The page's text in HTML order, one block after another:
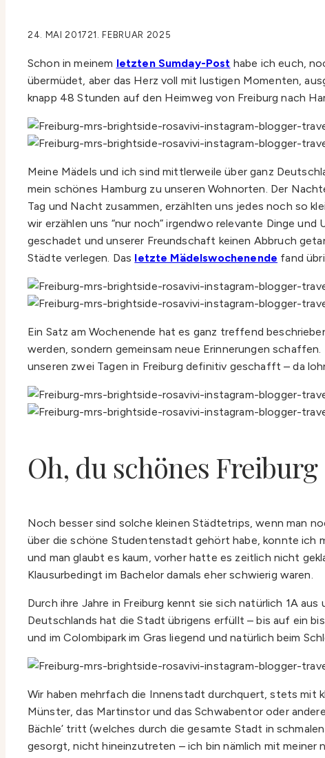
24. MAI 201721. FEBRUAR 2025
Schon in meinem letzten Sumday-Post habe ich euch,
übermüdet, aber das Herz voll mit lustigen Momenten,
knapp 48 Stunden auf den Heimweg von Freiburg nach
Meine Mädels und ich sind mittlerweile über ganz
mein schönes Hamburg zu unseren Wohnorten. Der
Tag und Nacht zusammen, erzählten uns jedes noch so
wir erzählen uns “nur noch” irgendwo relevante Dinge
geschadet und unserer Freundschaft keinen Abbruch
Städte verlegen. Das letzte Mädelswochenende fand
Ein Satz am Wochenende hat es ganz treffend
werden, sondern gemeinsam neue Erinnerungen
unseren zwei Tagen in Freiburg definitiv geschafft – da
Oh, du schönes Freiburg
Noch besser sind solche kleinen Städtetrips, wenn man
über die schöne Studentenstadt gehört habe, konnte ich
und man glaubt es kaum, vorher hatte es zeitlich nicht
Klausurbedingt im Bachelor damals eher schwierig waren.
Durch ihre Jahre in Freiburg kennt sie sich natürlich 1A
Deutschlands hat die Stadt übrigens erfüllt – bis auf ein
und im Colombipark im Gras liegend und natürlich beim
Wir haben mehrfach die Innenstadt durchquert, stets mit
Münster, das Martinstor und das Schwabentor oder
Bächle’ tritt (welches durch die gesamte Stadt in
gesorgt, nicht hineinzutreten – ich bin nämlich mit meiner